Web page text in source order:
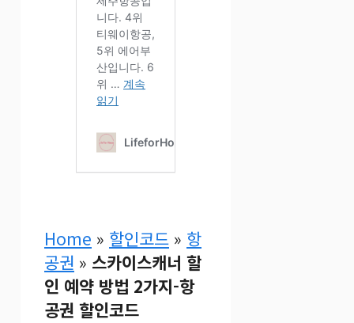
Home » 할인코드 » 항
공권 » 스카이스캐너 할
인 예약 방법 2가지-항
공권 할인코드